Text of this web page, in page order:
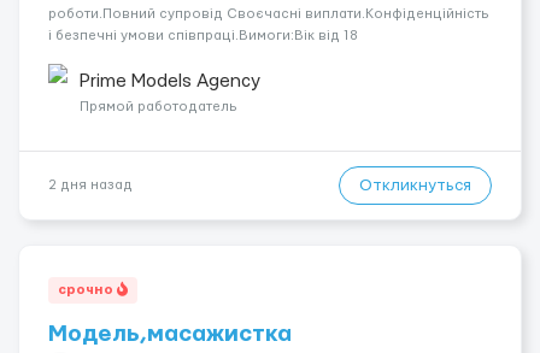
роботи.Повний супровід Своєчасні виплати.Конфіденційність
і безпечні умови співпраці.Вимоги:Вік від 18
розвиватися.Досвід не обов’язковий.Якщо вас зацікавила
вакансія — залишайте відгук, і ми зв’яжемося ...
Prime Models Agency
Прямой работодатель
2 дня назад Откликнуться
срочно
Модель,масажистка